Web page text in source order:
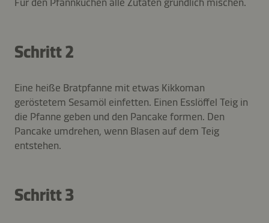
Schritt 2
Eine heiße Bratpfanne mit etwas Kikkoman
geröstetem Sesamöl einfetten. Einen Esslöffel Teig in
die Pfanne geben und den Pancake formen. Den
Pancake umdrehen, wenn Blasen auf dem Teig
entstehen.
Schritt 3